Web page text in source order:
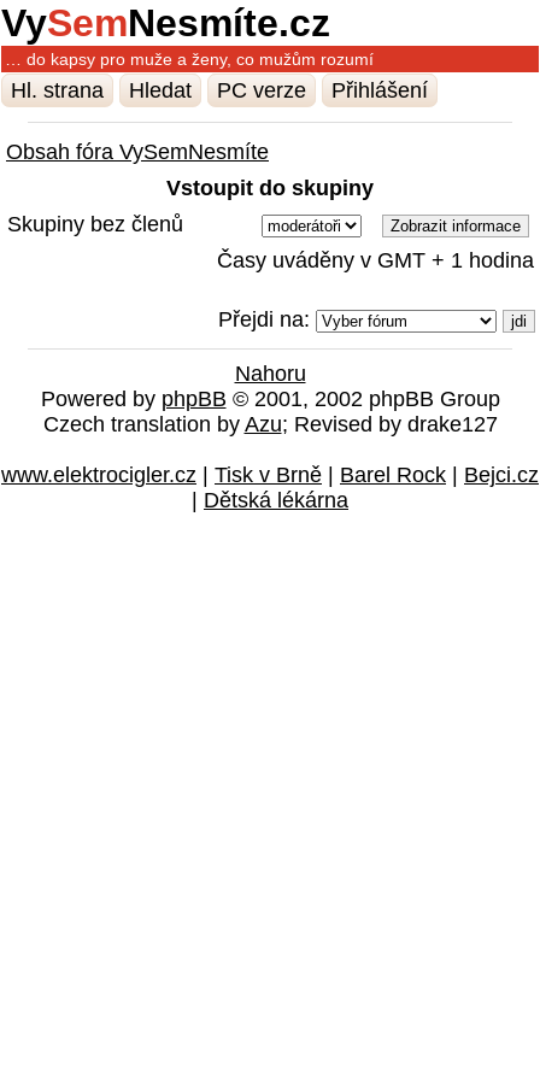
VySemNesmíte.cz
… do kapsy pro muže a ženy, co mužům rozumí
Hl. strana Hledat PC verze Přihlášení
Obsah fóra VySemNesmíte
Vstoupit do skupiny
Skupiny bez členů
Časy uváděny v GMT + 1 hodina
Přejdi na:
Nahoru
Powered by phpBB © 2001, 2002 phpBB Group
Czech translation by Azu; Revised by drake127
www.elektrocigler.cz Tisk v Brně Barel Rock
Bejci.cz
Dětská lékárna